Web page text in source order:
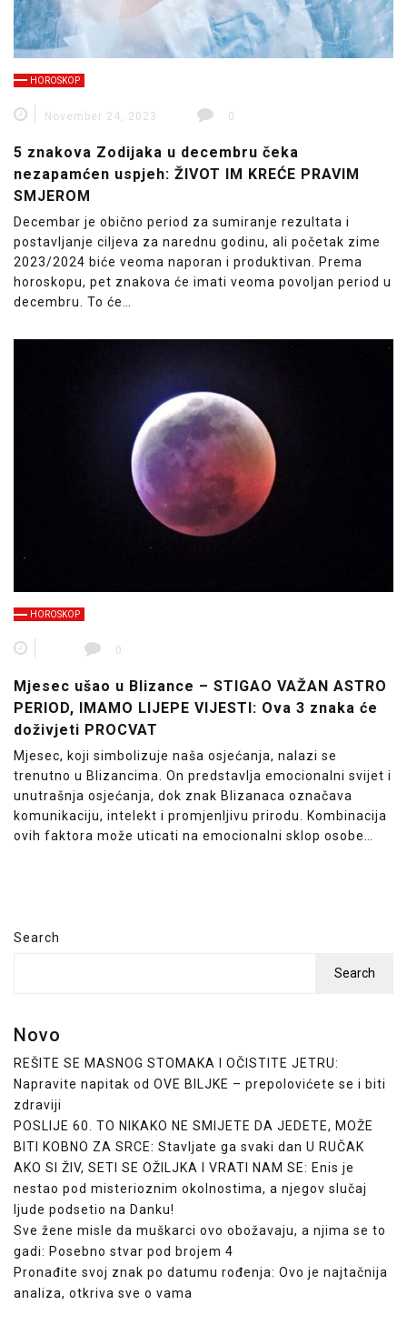
HOROSKOP
November 24, 2023 0
5 znakova Zodijaka u decembru čeka
nezapamćen uspjeh: ŽIVOT IM KREĆE PRAVIM
SMJEROM
Decembar je obično period za sumiranje rezultata i
postavljanje ciljeva za narednu godinu, ali početak zime
2023/2024 biće veoma naporan i produktivan. Prema
horoskopu, pet znakova će imati veoma povoljan period u
decembru. To će…
HOROSKOP
0
Mjesec ušao u Blizance – STIGAO VAŽAN ASTRO
PERIOD, IMAMO LIJEPE VIJESTI: Ova 3 znaka će
doživjeti PROCVAT
Mjesec, koji simbolizuje naša osjećanja, nalazi se
trenutno u Blizancima. On predstavlja emocionalni svijet i
unutrašnja osjećanja, dok znak Blizanaca označava
komunikaciju, intelekt i promjenljivu prirodu. Kombinacija
ovih faktora može uticati na emocionalni sklop osobe…
Search
Search
Novo
REŠITE SE MASNOG STOMAKA I OČISTITE JETRU:
Napravite napitak od OVE BILJKE – prepolovićete se i biti
zdraviji
POSLIJE 60. TO NIKAKO NE SMIJETE DA JEDETE, MOŽE
BITI KOBNO ZA SRCE: Stavljate ga svaki dan U RUČAK
AKO SI ŽIV, SETI SE OŽILJKA I VRATI NAM SE: Enis je
nestao pod misterioznim okolnostima, a njegov slučaj
ljude podsetio na Danku!
Sve žene misle da muškarci ovo obožavaju, a njima se to
gadi: Posebno stvar pod brojem 4
Pronađite svoj znak po datumu rođenja: Ovo je najtačnija
analiza, otkriva sve o vama